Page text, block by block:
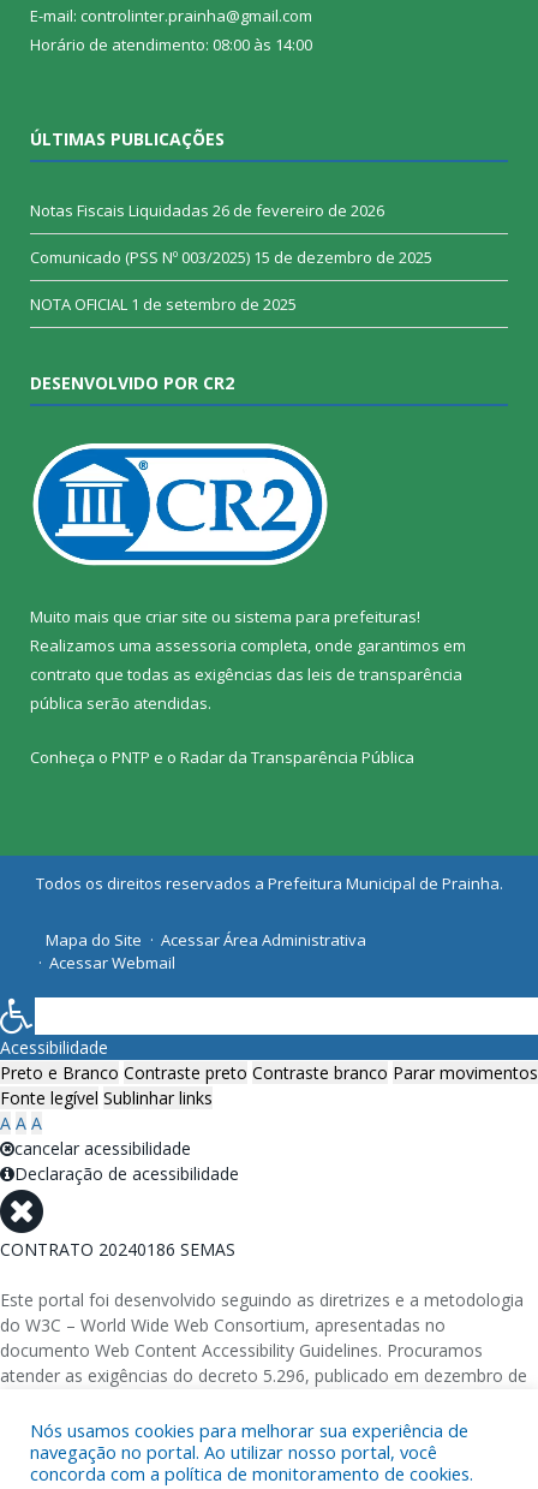
E-mail: controlinter.prainha@gmail.com
Horário de atendimento: 08:00 às 14:00
ÚLTIMAS PUBLICAÇÕES
Notas Fiscais Liquidadas 26 de fevereiro de 2026
Comunicado (PSS Nº 003/2025) 15 de dezembro de 2025
NOTA OFICIAL 1 de setembro de 2025
DESENVOLVIDO POR CR2
Muito mais que criar site ou sistema para prefeituras!
Realizamos uma assessoria completa, onde garantimos em
contrato que todas as exigências das leis de transparência
pública serão atendidas.
Conheça o PNTP e o Radar da Transparência Pública
Todos os direitos reservados a Prefeitura Municipal de Prainha.
Mapa do Site
Acessar Área Administrativa
Acessar Webmail
Nós usamos cookies para melhorar sua experiência de
navegação no portal. Ao utilizar nosso portal, você
concorda com a política de monitoramento de cookies.
Acessibilidade
Preto e Branco Contraste preto Contraste branco Parar movimentos
Fonte legível Sublinhar links
A A A
cancelar acessibilidade
Declaração de acessibilidade
CONTRATO 20240186 SEMAS
Este portal foi desenvolvido seguindo as diretrizes e a metodologia
do W3C – World Wide Web Consortium, apresentadas no
documento Web Content Accessibility Guidelines. Procuramos
atender as exigências do decreto 5.296, publicado em dezembro de
eletrônicos da administração pública na rede mundial de
computadores para o uso das pessoas com necessidades especiais,
garantindo-lhes o pleno acesso aos conteúdos disponíveis.